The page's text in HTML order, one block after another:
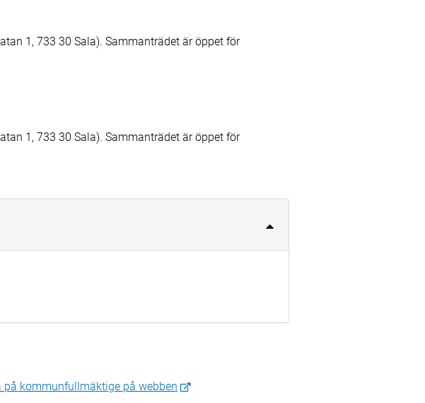
1, 733 30 Sala). Sammanträdet är öppet för
1, 733 30 Sala). Sammanträdet är öppet för
på kommunfullmäktige på webben